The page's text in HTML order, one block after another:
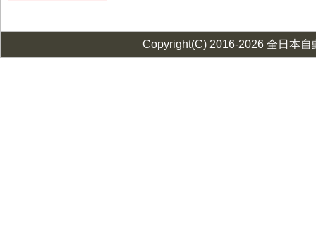
Copyright(C) 2016-2026 全日本